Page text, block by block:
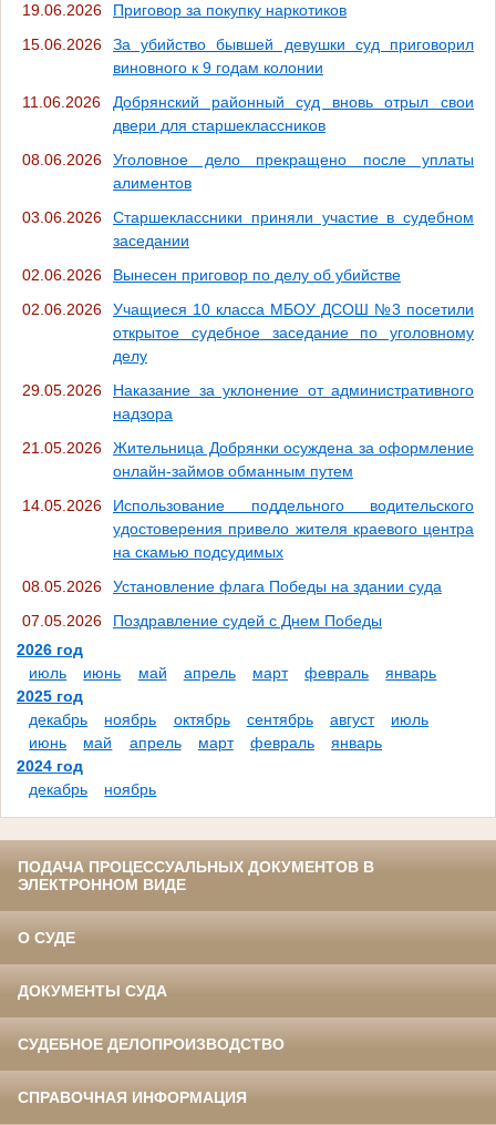
19.06.2026
Приговор за покупку наркотиков
15.06.2026
За убийство бывшей девушки суд приговорил
виновного к 9 годам колонии
11.06.2026
Добрянский районный суд вновь отрыл свои
двери для старшеклассников
08.06.2026
Уголовное дело прекращено после уплаты
алиментов
03.06.2026
Старшеклассники приняли участие в судебном
заседании
02.06.2026
Вынесен приговор по делу об убийстве
02.06.2026
Учащиеся 10 класса МБОУ ДСОШ №3 посетили
открытое судебное заседание по уголовному
делу
29.05.2026
Наказание за уклонение от административного
надзора
21.05.2026
Жительница Добрянки осуждена за оформление
онлайн-займов обманным путем
14.05.2026
Использование поддельного водительского
удостоверения привело жителя краевого центра
на скамью подсудимых
08.05.2026
Установление флага Победы на здании суда
07.05.2026
Поздравление судей с Днем Победы
2026 год
июль
июнь май апрель март февраль
январь
2025 год
декабрь
ноябрь октябрь сентябрь август
июль
июнь
май апрель март февраль
январь
2024 год
декабрь
ноябрь
ПОДАЧА ПРОЦЕССУАЛЬНЫХ ДОКУМЕНТОВ В
ЭЛЕКТРОННОМ ВИДЕ
О СУДЕ
ДОКУМЕНТЫ СУДА
СУДЕБНОЕ ДЕЛОПРОИЗВОДСТВО
СПРАВОЧНАЯ ИНФОРМАЦИЯ